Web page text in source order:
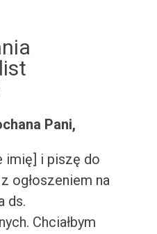
Pani,
imię] i piszę do
ogłoszeniem na
ds.
Chciałbym